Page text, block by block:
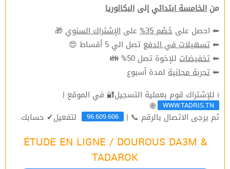
من الخامسة ابتدائي إلى البكالوريا
⬅ احصل على خَصْم 35% على الإشتراك السنوي 🎁
⬅تسهيلات في الدفع تصل الي 5 أقساط 😍
⬅تخفيضات للإخوة تصل 50% 👪
⬅تجربة مجانية لمدة أسبوع
ℹ للإشتراك قوم بعملية التسجيل🔐 في الموقع |
WWW.TADRIS.TN
🌐
ثم يرجى الاتصال بالرقم 📞 | 96.609.606 لتفعيل✔ حسابك.
ÉTUDE EN LIGNE / DOUROUS DA3M &
TADAROK